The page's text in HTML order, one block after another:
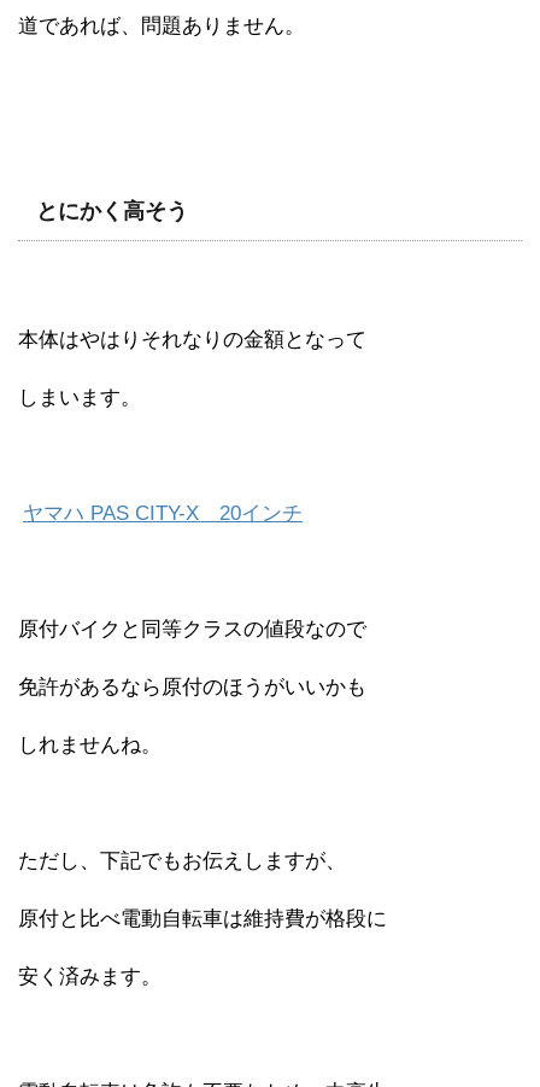
道であれば、問題ありません。
とにかく高そう
本体はやはりそれなりの金額となって
しまいます。
ヤマハ PAS CITY-X 20インチ
原付バイクと同等クラスの値段なので
免許があるなら原付のほうがいいかも
しれませんね。
ただし、下記でもお伝えしますが、
原付と比べ電動自転車は維持費が格段に
安く済みます。